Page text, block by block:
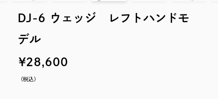
DJ-6 ウェッジ レフトハンドモ
デル
（税込）